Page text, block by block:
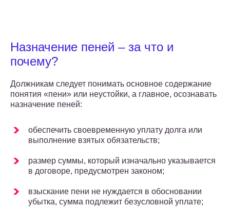
Назначение пеней – за что и
почему?
Должникам следует понимать основное содержание
понятия «пени» или неустойки, а главное, осознавать
назначение пеней:
обеспечить своевременную уплату долга или
выполнение взятых обязательств;
размер суммы, который изначально указывается
в договоре, предусмотрен законом;
взыскание пени не нуждается в обосновании
убытка, сумма подлежит безусловной уплате;